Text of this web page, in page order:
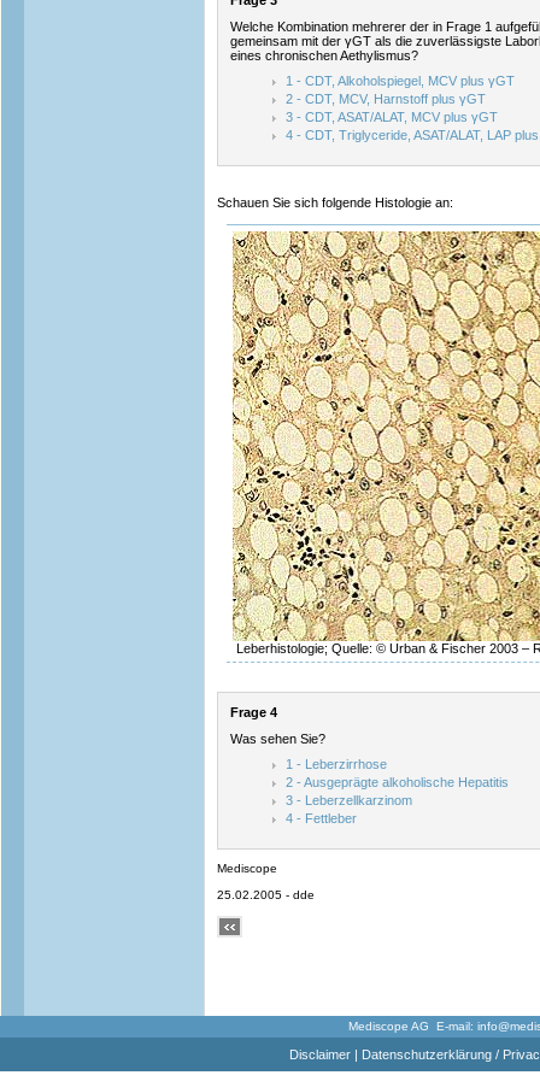
Welche Kombination mehrerer der in Frage 1
gemeinsam mit der γGT als die zuverlässigste
eines chronischen Aethylismus?
1 - CDT, Alkoholspiegel, MCV plus γGT
2 - CDT, MCV, Harnstoff plus γGT
3 - CDT, ASAT/ALAT, MCV plus γGT
4 - CDT, Triglyceride, ASAT/ALAT, LAP
Schauen Sie sich folgende Histologie an:
Leberhistologie; Quelle: © Urban & Fischer 2003 –
Frage 4
Was sehen Sie?
1 - Leberzirrhose
2 - Ausgeprägte alkoholische Hepatitis
3 - Leberzellkarzinom
4 - Fettleber
Mediscope
25.02.2005 - dde
Mediscope AG E-mail:
Disclaimer| Datenschutzerklärung /